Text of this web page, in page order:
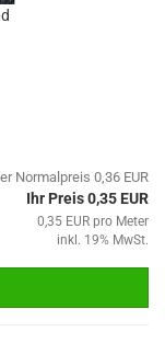
Normalpreis 0,36 EUR
Ihr Preis 0,35 EUR
0,35 EUR pro Meter
inkl. 19% MwSt.